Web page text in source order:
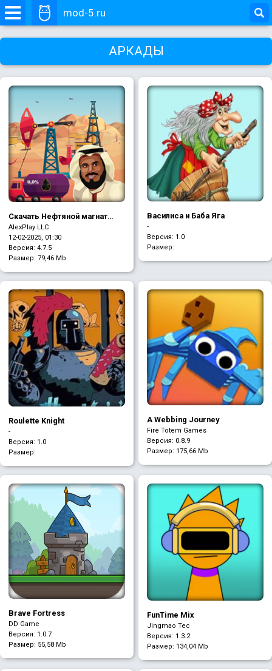
mod-5.ru
АРКАДЫ
Скачать Нефтяной магнат
(Mod много денег)
AlexPlay LLC
12-02-2025, 01:30
Версия: 4.7.5
Размер: 79,46 Mb
Василиса и Баба Яга
-
Версия: 1.0
Размер:
Roulette Knight
-
Версия: 1.0
Размер:
A Webbing Journey
Fire Totem Games
Версия: 0.8.9
Размер: 175,66 Mb
Brave Fortress
DD Game
Версия: 1.0.7
Размер: 55,58 Mb
FunTime Mix
Jingmao Tec
Версия: 1.3.2
Размер: 134,04 Mb